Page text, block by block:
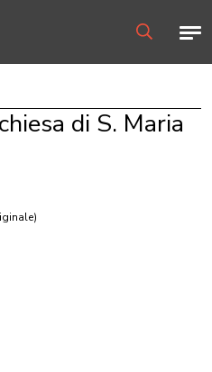
di S. Maria